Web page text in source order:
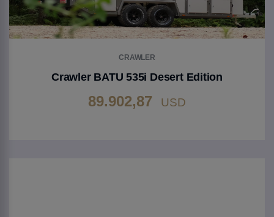
CRAWLER
Crawler BATU 535i Desert Edition
89.902,87 USD